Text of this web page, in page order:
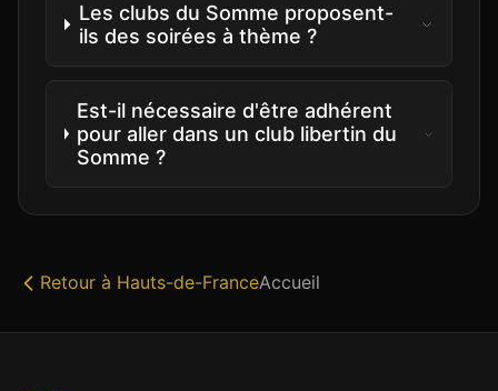
Les clubs du Somme proposent-
ils des soirées à thème ?
Est-il nécessaire d'être adhérent
pour aller dans un club libertin du
Somme ?
Retour à Hauts-de-FranceAccueil